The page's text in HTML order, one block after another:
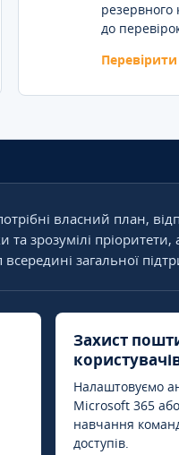
резервного
до
Перевірити
власний план,
та зрозумілі
загальної
Захист
Налаштовуємо
Microsoft 365
навчання
доступів.